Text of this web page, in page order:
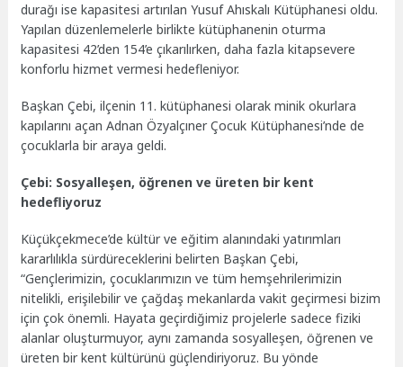
durağı ise kapasitesi artırılan Yusuf Ahıskalı Kütüphanesi oldu.
Yapılan düzenlemelerle birlikte kütüphanenin oturma
kapasitesi 42’den 154’e çıkarılırken, daha fazla kitapsevere
konforlu hizmet vermesi hedefleniyor.
Başkan Çebi, ilçenin 11. kütüphanesi olarak minik okurlara
kapılarını açan Adnan Özyalçıner Çocuk Kütüphanesi’nde de
çocuklarla bir araya geldi.
Çebi: Sosyalleşen, öğrenen ve üreten bir kent
hedefliyoruz
Küçükçekmece’de kültür ve eğitim alanındaki yatırımları
kararlılıkla sürdüreceklerini belirten Başkan Çebi,
“Gençlerimizin, çocuklarımızın ve tüm hemşehrilerimizin
nitelikli, erişilebilir ve çağdaş mekanlarda vakit geçirmesi bizim
için çok önemli. Hayata geçirdiğimiz projelerle sadece fiziki
alanlar oluşturmuyor, aynı zamanda sosyalleşen, öğrenen ve
üreten bir kent kültürünü güçlendiriyoruz. Bu yönde